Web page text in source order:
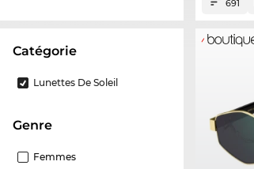
Catégorie
Lunettes De Soleil
Genre
Femmes
691